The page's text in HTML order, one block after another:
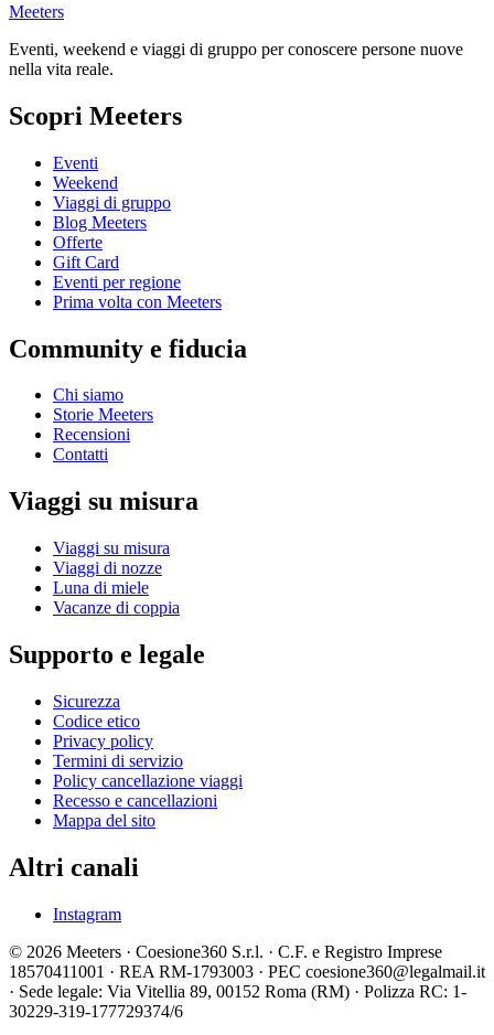
Meeters
Eventi, weekend e viaggi di gruppo per conoscere persone nuove
nella vita reale.
Scopri Meeters
Eventi
Weekend
Viaggi di gruppo
Blog Meeters
Offerte
Gift Card
Eventi per regione
Prima volta con Meeters
Community e fiducia
Chi siamo
Storie Meeters
Recensioni
Contatti
Viaggi su misura
Viaggi su misura
Viaggi di nozze
Luna di miele
Vacanze di coppia
Supporto e legale
Sicurezza
Codice etico
Privacy policy
Termini di servizio
Policy cancellazione viaggi
Recesso e cancellazioni
Mappa del sito
Altri canali
Instagram
© 2026 Meeters · Coesione360 S.r.l. · C.F. e Registro Imprese
18570411001 · REA RM-1793003 · PEC coesione360@legalmail.it
· Sede legale: Via Vitellia 89, 00152 Roma (RM) · Polizza RC: 1-
30229-319-177729374/6